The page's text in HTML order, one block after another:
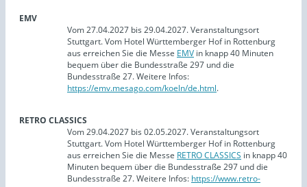
EMV
Vom 27.04.2027 bis 29.04.2027. Veranstaltungsort
Stuttgart. Vom Hotel Württemberger Hof in Rottenburg
aus erreichen Sie die Messe EMV in knapp 40 Minuten
bequem über die Bundesstraße 297 und die
Bundesstraße 27. Weitere Infos:
https://emv.mesago.com/koeln/de.html.
RETRO CLASSICS
Vom 29.04.2027 bis 02.05.2027. Veranstaltungsort
Stuttgart. Vom Hotel Württemberger Hof in Rottenburg
aus erreichen Sie die Messe RETRO CLASSICS in knapp 40
Minuten bequem über die Bundesstraße 297 und die
Bundesstraße 27. Weitere Infos: https://www.retro-